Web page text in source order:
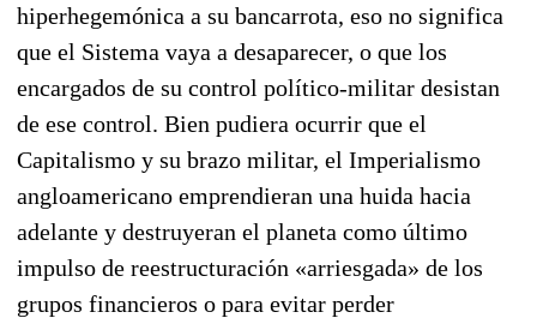
hiperhegemónica a su bancarrota, eso no significa
que el Sistema vaya a desaparecer, o que los
encargados de su control político-militar desistan
de ese control. Bien pudiera ocurrir que el
Capitalismo y su brazo militar, el Imperialismo
angloamericano emprendieran una huida hacia
adelante y destruyeran el planeta como último
impulso de reestructuración «arriesgada» de los
grupos financieros o para evitar perder